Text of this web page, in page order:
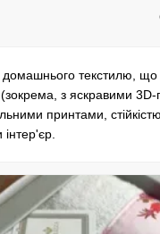
текстилю, що
(зокрема, з яскравими
принтами,